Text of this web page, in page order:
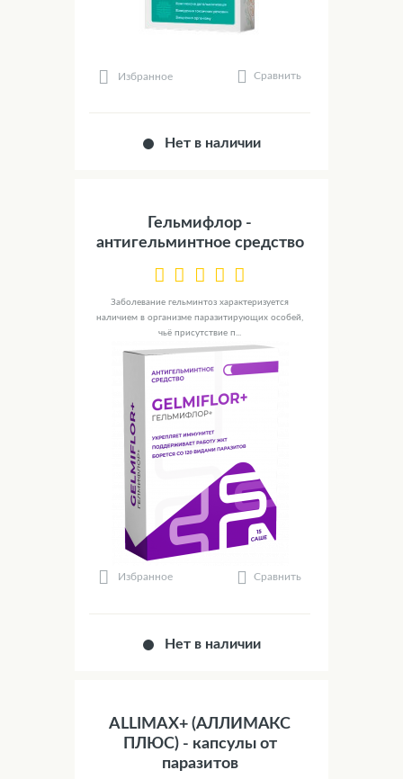
Избранное Сравнить
Нет в наличии
Гельмифлор -
антигельминтное средство
Заболевание гельминтоз характеризуется
наличием в организме паразитирующих особей,
чьё присутствие п...
Избранное Сравнить
Нет в наличии
ALLIMAX+ (АЛЛИМАКС
ПЛЮС) - капсулы от
паразитов